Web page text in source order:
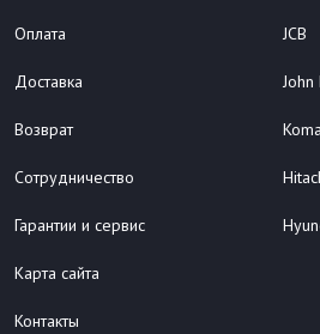
Оплата
Доставка
Возврат
Сотрудничество
Гарантии и сервис
Карта сайта
Контакты
JCB